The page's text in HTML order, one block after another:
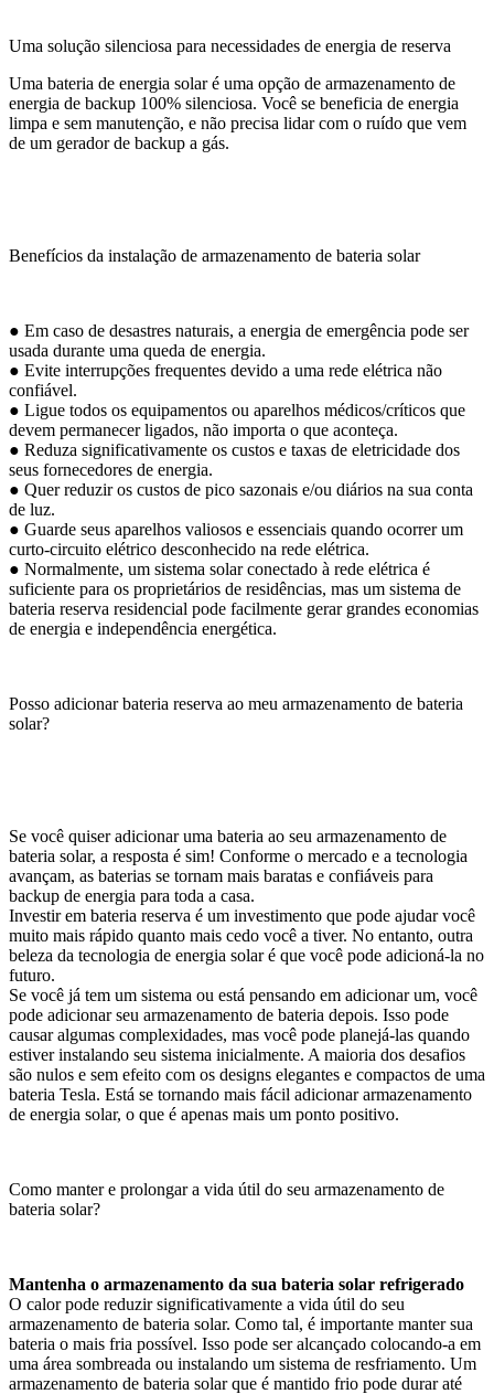
Uma solução silenciosa para necessidades de energia de reserva
Uma bateria de energia solar é uma opção de armazenamento de
energia de backup 100% silenciosa. Você se beneficia de energia
limpa e sem manutenção, e não precisa lidar com o ruído que vem
de um gerador de backup a gás.
Benefícios da instalação de armazenamento de bateria solar
● Em caso de desastres naturais, a energia de emergência pode ser
usada durante uma queda de energia.
● Evite interrupções frequentes devido a uma rede elétrica não
confiável.
● Ligue todos os equipamentos ou aparelhos médicos/críticos que
devem permanecer ligados, não importa o que aconteça.
● Reduza significativamente os custos e taxas de eletricidade dos
seus fornecedores de energia.
● Quer reduzir os custos de pico sazonais e/ou diários na sua conta
de luz.
● Guarde seus aparelhos valiosos e essenciais quando ocorrer um
curto-circuito elétrico desconhecido na rede elétrica.
● Normalmente, um sistema solar conectado à rede elétrica é
suficiente para os proprietários de residências, mas um sistema de
bateria reserva residencial pode facilmente gerar grandes economias
de energia e independência energética.
Posso adicionar bateria reserva ao meu armazenamento de bateria
solar?
Se você quiser adicionar uma bateria ao seu armazenamento de
bateria solar, a resposta é sim! Conforme o mercado e a tecnologia
avançam, as baterias se tornam mais baratas e confiáveis ​​para
backup de energia para toda a casa.
Investir em bateria reserva é um investimento que pode ajudar você
muito mais rápido quanto mais cedo você a tiver. No entanto, outra
beleza da tecnologia de energia solar é que você pode adicioná-la no
futuro.
Se você já tem um sistema ou está pensando em adicionar um, você
pode adicionar seu armazenamento de bateria depois. Isso pode
causar algumas complexidades, mas você pode planejá-las quando
estiver instalando seu sistema inicialmente. A maioria dos desafios
são nulos e sem efeito com os designs elegantes e compactos de uma
bateria Tesla. Está se tornando mais fácil adicionar armazenamento
de energia solar, o que é apenas mais um ponto positivo.
Como manter e prolongar a vida útil do seu armazenamento de
bateria solar?
Mantenha o armazenamento da sua bateria solar refrigerado
O calor pode reduzir significativamente a vida útil do seu
armazenamento de bateria solar. Como tal, é importante manter sua
bateria o mais fria possível. Isso pode ser alcançado colocando-a em
uma área sombreada ou instalando um sistema de resfriamento. Um
armazenamento de bateria solar que é mantido frio pode durar até